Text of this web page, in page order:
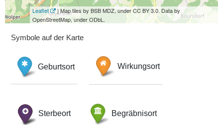
Leaflet
| Map tiles by BSB MDZ, under CC BY 3.0. Data by
OpenStreetMap, under ODbL.
Symbole auf der Karte
Geburtsort Wirkungsort
Sterbeort Begräbnisort